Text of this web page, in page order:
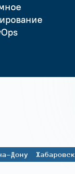
Дону Хабаровск